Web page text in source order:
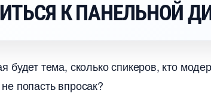
К ПАНЕЛЬНОЙ
будет тема, сколько спикеров, кто
попасть впросак?